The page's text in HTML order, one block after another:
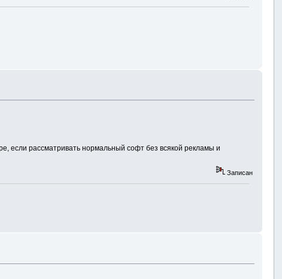
если рассматривать нормальный софт без всякой рекламы и
Записан